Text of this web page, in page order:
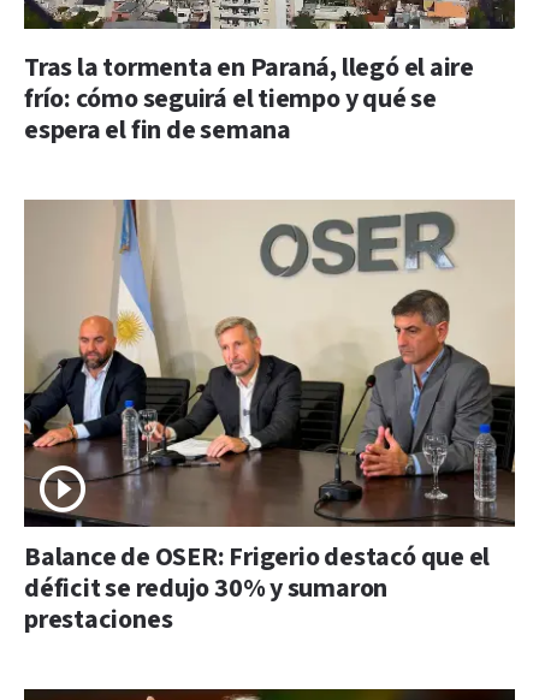
Tras la tormenta en Paraná, llegó el aire
frío: cómo seguirá el tiempo y qué se
espera el fin de semana
Balance de OSER: Frigerio destacó que el
déficit se redujo 30% y sumaron
prestaciones